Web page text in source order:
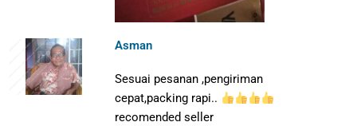
Asman
Sesuai pesanan ,pengiriman
cepat,packing rapi..
recomended seller